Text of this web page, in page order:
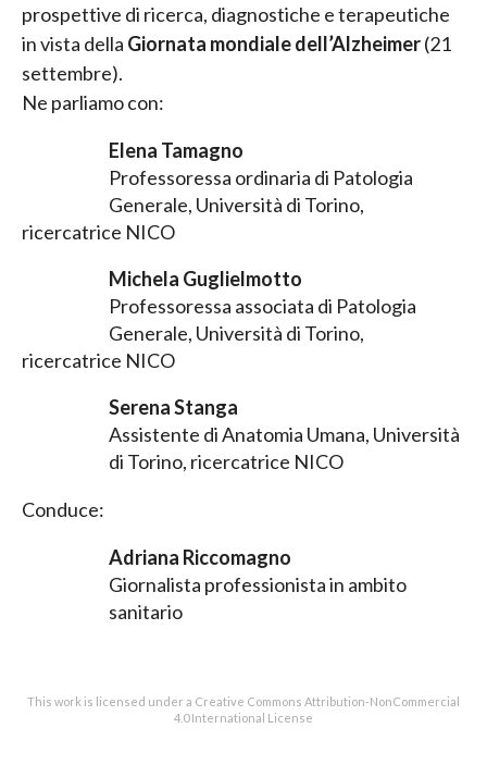
prospettive di ricerca, diagnostiche e terapeutiche
in vista della Giornata mondiale dell’Alzheimer(21
settembre).
Ne parliamo con:
Elena Tamagno
Professoressa ordinaria di Patologia
Generale, Università di Torino,
ricercatrice NICO
Michela Guglielmotto
Professoressa associata di Patologia
Generale, Università di Torino,
ricercatrice NICO
Serena Stanga
Assistente di Anatomia Umana, Università
di Torino, ricercatrice NICO
Conduce:
Adriana Riccomagno
Giornalista professionista in ambito
sanitario
This work is licensed under a Creative Commons Attribution-NonCommercial
4.0 International License